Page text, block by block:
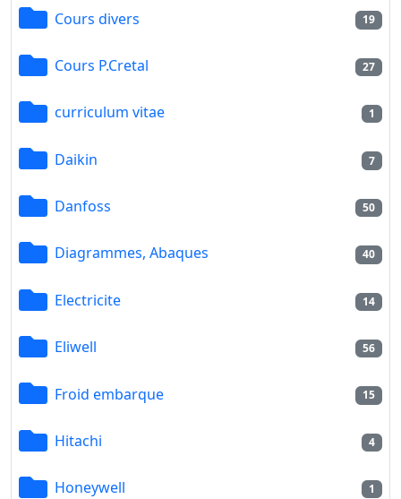
Cours divers 19
Cours P.Cretal 27
curriculum vitae 1
Daikin 7
Danfoss 50
Diagrammes, Abaques 40
Electricite 14
Eliwell 56
Froid embarque 15
Hitachi 4
Honeywell 1